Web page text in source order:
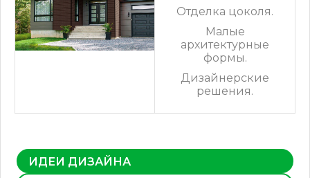
Отделка цоколя.
Малые
архитектурные
формы.
Дизайнерские
решения.
ИДЕИ ДИЗАЙНА